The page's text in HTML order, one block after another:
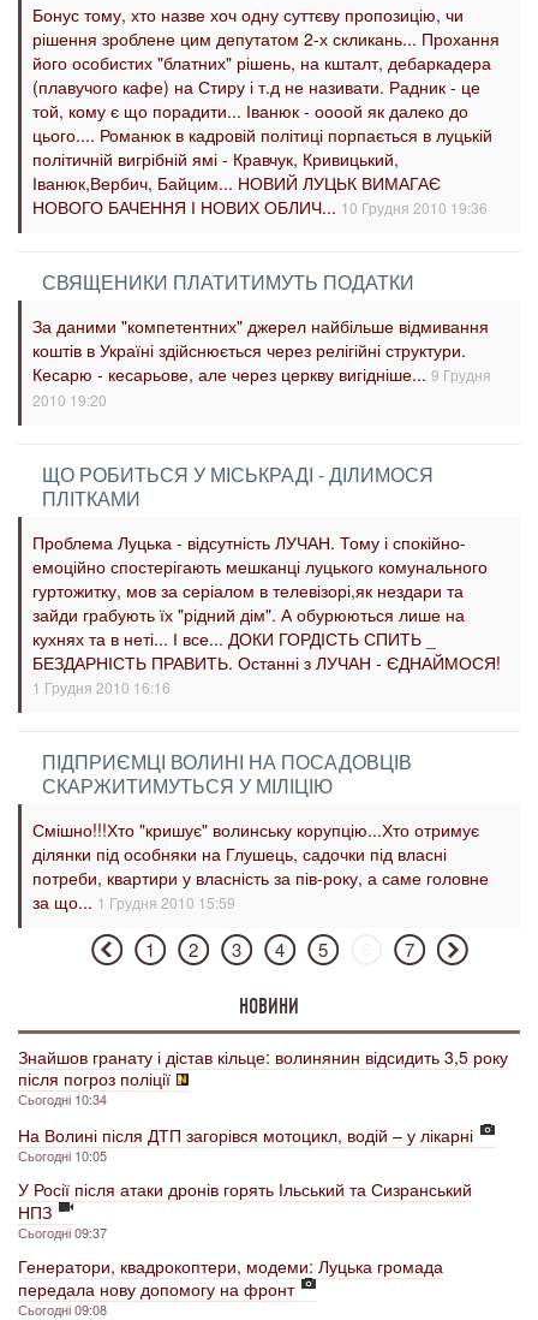
Бонус тому, хто назве хоч одну суттєву пропозицію, чи
рішення зроблене цим депутатом 2-х скликань... Прохання
його особистих "блатних" рішень, на кшталт, дебаркадера
(плавучого кафе) на Стиру і т.д не називати. Радник - це
той, кому є що порадити... Іванюк - оооой як далеко до
цього.... Романюк в кадровій політиці порпається в луцькій
політичній вигрібній ямі - Кравчук, Кривицький,
Іванюк,Вербич, Байцим... НОВИЙ ЛУЦЬК ВИМАГАЄ
НОВОГО БАЧЕННЯ І НОВИХ ОБЛИЧ... 10 Грудня 2010 19:36
СВЯЩЕНИКИ ПЛАТИТИМУТЬ ПОДАТКИ
За даними "компетентних" джерел найбільше відмивання
коштів в Україні здійснюється через релігійні структури.
Кесарю - кесарьове, але через церкву вигідніше... 9 Грудня
2010 19:20
ЩО РОБИТЬСЯ У МІСЬКРАДІ - ДІЛИМОСЯ
ПЛІТКАМИ
Проблема Луцька - відсутність ЛУЧАН. Тому і спокійно-
емоційно спостерігають мешканці луцького комунального
гуртожитку, мов за серіалом в телевізорі,як нездари та
зайди грабують їх "рідний дім". А обурюються лише на
кухнях та в неті... І все... ДОКИ ГОРДІСТЬ СПИТЬ _
БЕЗДАРНІСТЬ ПРАВИТЬ. Останні з ЛУЧАН - ЄДНАЙМОСЯ!
1 Грудня 2010 16:16
ПІДПРИЄМЦІ ВОЛИНІ НА ПОСАДОВЦІВ
СКАРЖИТИМУТЬСЯ У МІЛІЦІЮ
Смішно!!!Хто "кришує" волинську корупцію...Хто отримує
ділянки під особняки на Глушець, садочки під власні
потреби, квартири у власність за пів-року, а саме головне
за що... 1 Грудня 2010 15:59
1 2 3 4 5 7
НОВИНИ
Знайшов гранату і дістав кільце: волинянин відсидить 3,5 року
після погроз поліції
Сьогодні 10:34
На Волині після ДТП загорівся мотоцикл, водій – у лікарні
Сьогодні 10:05
У Росії після атаки дронів горять Ільський та Сизранський
НПЗ
Сьогодні 09:37
Генератори, квадрокоптери, модеми: Луцька громада
передала нову допомогу на фронт
Сьогодні 09:08